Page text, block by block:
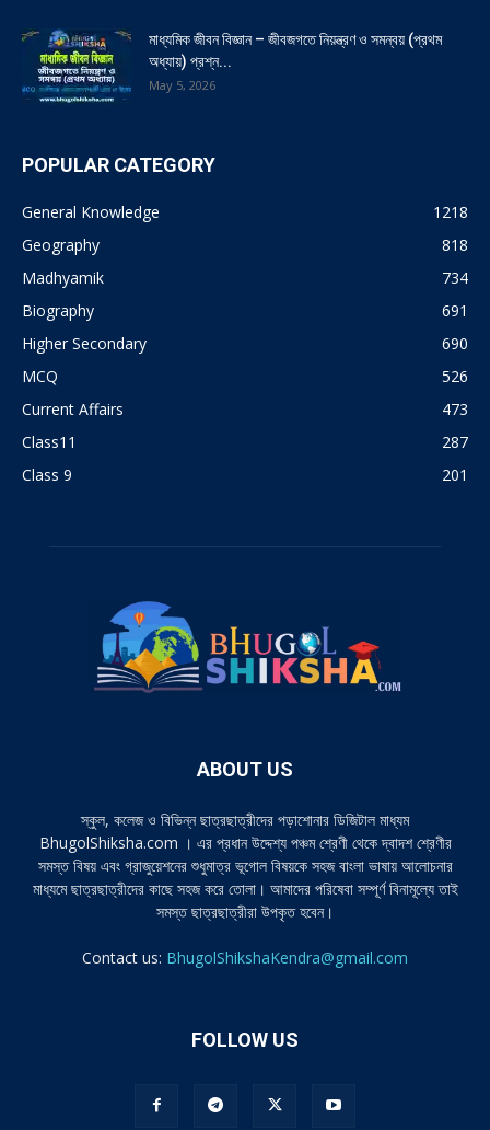
মাধ্যমিক জীবন বিজ্ঞান – জীবজগতে নিয়ন্ত্রণ ও সমন্বয় (প্রথম
অধ্যায়) প্রশ্ন...
May 5, 2026
POPULAR CATEGORY
General Knowledge
1218
Geography
818
Madhyamik
734
Biography
691
Higher Secondary
690
MCQ
526
Current Affairs
473
Class11
287
Class 9
201
ABOUT US
স্কুল, কলেজ ও বিভিন্ন ছাত্রছাত্রীদের পড়াশোনার ডিজিটাল মাধ্যম
BhugolShiksha.com । এর প্রধান উদ্দেশ্য পঞ্চম শ্রেণী থেকে দ্বাদশ শ্রেণীর
সমস্ত বিষয় এবং গ্রাজুয়েশনের শুধুমাত্র ভূগোল বিষয়কে সহজ বাংলা ভাষায় আলোচনার
মাধ্যমে ছাত্রছাত্রীদের কাছে সহজ করে তোলা। আমাদের পরিষেবা সম্পূর্ণ বিনামূল্যে তাই
সমস্ত ছাত্রছাত্রীরা উপকৃত হবেন।
Contact us: BhugolShikshaKendra@gmail.com
FOLLOW US